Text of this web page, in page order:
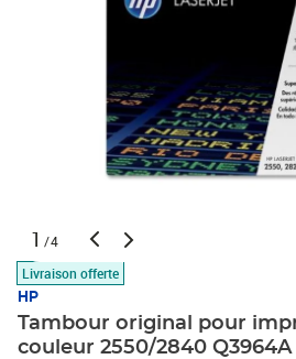
1 /4
Livraison offerte
HP
Tambour original pour
couleur 2550/2840 Q3964A